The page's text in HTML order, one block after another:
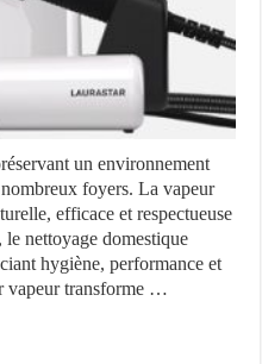
un environnement
foyers. La vapeur
efficace et respectueuse
nettoyage domestique
hygiène, performance et
vapeur transforme …